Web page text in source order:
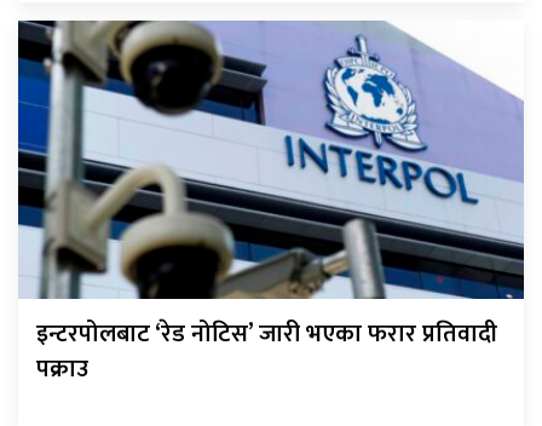
इन्टरपोलबाट ‘रेड नोटिस’ जारी भएका फरार प्रतिवादी
पक्राउ